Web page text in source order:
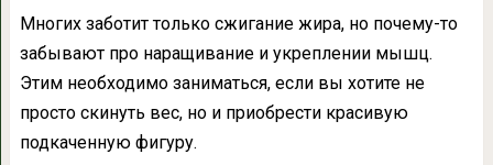
Многих заботит только сжигание жира, но почему-то
забывают про наращивание и укреплении мышц.
Этим необходимо заниматься, если вы хотите не
просто скинуть вес, но и приобрести красивую
подкаченную фигуру.